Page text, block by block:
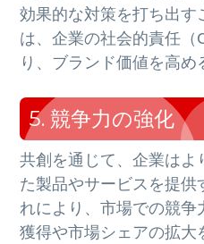
効果的な対策を打ち出す
は、企業の社会的責任
り、ブランド価値を高め
5. 競争力の強化
共創を通じて、企業はよ
た製品やサービスを提供
れにより、市場での競
獲得や市場シェアの拡大